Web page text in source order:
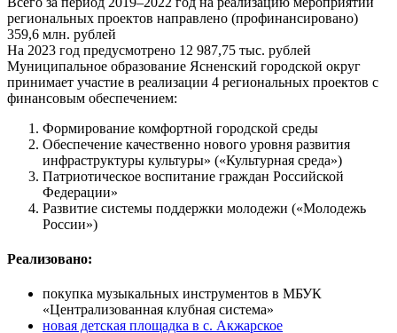
региональных проектов направлено (профинансировано)
359,6 млн. рублей
На 2023 год предусмотрено 12 987,75 тыс. рублей
Муниципальное образование Ясненский городской округ
принимает участие в реализации 4 региональных проектов с
финансовым обеспечением:
Формирование комфортной городской среды
Обеспечение качественно нового уровня развития
инфраструктуры культуры» («Культурная среда»)
Патриотическое воспитание граждан Российской
Федерации»
Развитие системы поддержки молодежи («Молодежь
России»)
Реализовано:
покупка музыкальных инструментов в МБУК
«Централизованная клубная система»
новая детская площадка в с. Акжарское